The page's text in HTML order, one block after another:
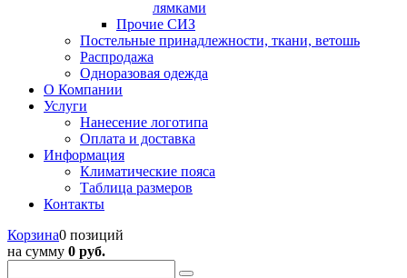
лямками
Прочие СИЗ
Постельные принадлежности, ткани, ветошь
Распродажа
Одноразовая одежда
О Компании
Услуги
Нанесение логотипа
Оплата и доставка
Информация
Климатические пояса
Таблица размеров
Контакты
Корзина0 позиций
на сумму 0 руб.